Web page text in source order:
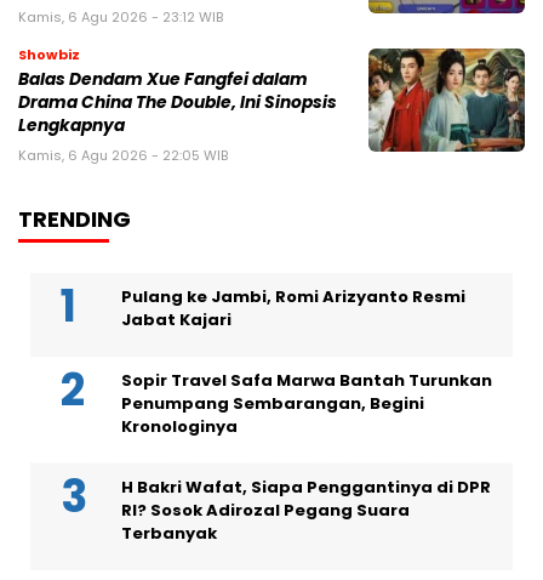
Kamis, 6 Agu 2026 - 23:12 WIB
Showbiz
Balas Dendam Xue Fangfei dalam
Drama China The Double, Ini Sinopsis
Lengkapnya
Kamis, 6 Agu 2026 - 22:05 WIB
TRENDING
Pulang ke Jambi, Romi Arizyanto Resmi
Jabat Kajari
Sopir Travel Safa Marwa Bantah Turunkan
Penumpang Sembarangan, Begini
Kronologinya
H Bakri Wafat, Siapa Penggantinya di DPR
RI? Sosok Adirozal Pegang Suara
Terbanyak